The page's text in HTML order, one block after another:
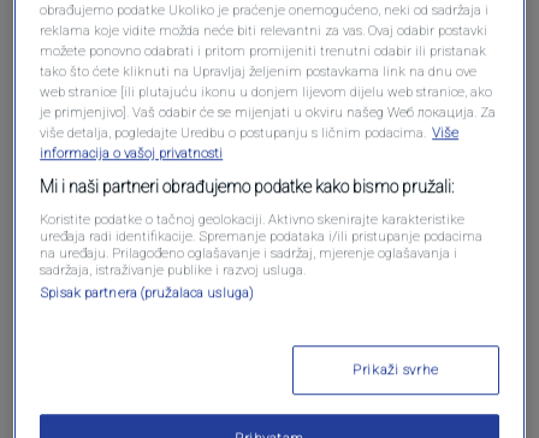
Oglas
Oglas
obrađujemo podatke Ukoliko je praćenje onemogućeno, neki od sadržaja i
reklama koje vidite možda neće biti relevantni za vas. Ovaj odabir postavki
možete ponovno odabrati i pritom promijeniti trenutni odabir ili pristanak
tako što ćete kliknuti na Upravljaj željenim postavkama link na dnu ove
web stranice [ili plutajuću ikonu u donjem lijevom dijelu web stranice, ako
je primjenjivo]. Vaš odabir će se mijenjati u okviru našeg Wеб локација. Za
više detalja, pogledajte Uredbu o postupanju s ličnim podacima. Više
informacija o vašoj privatnosti
Mi i naši partneri obrađujemo podatke kako bismo pružali:
Koristite podatke o tačnoj geolokaciji. Aktivno skenirajte karakteristike
uređaja radi identifikacije. Spremanje podataka i/ili pristupanje podacima
na uređaju. Prilagođeno oglašavanje i sadržaj, mjerenje oglašavanja i
sadržaja, istraživanje publike i razvoj usluga.
Spisak partnera (pružalaca usluga)
Prikaži svrhe